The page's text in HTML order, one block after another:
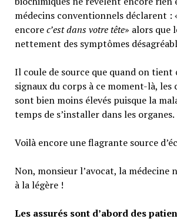
médecins conventionnels déclarent :
encorec’est dans votre tête» alors que
nettement des symptômes
Il coule de source que quand on tient
signaux du corps à ce moment-là, les
sont bien moins élevés puisque la
temps de s’installer dans les organes.
Voilà encore une flagrante source
Non, monsieur l’avocat, la médecine
à la légère !
Les assurés sont d’abord des